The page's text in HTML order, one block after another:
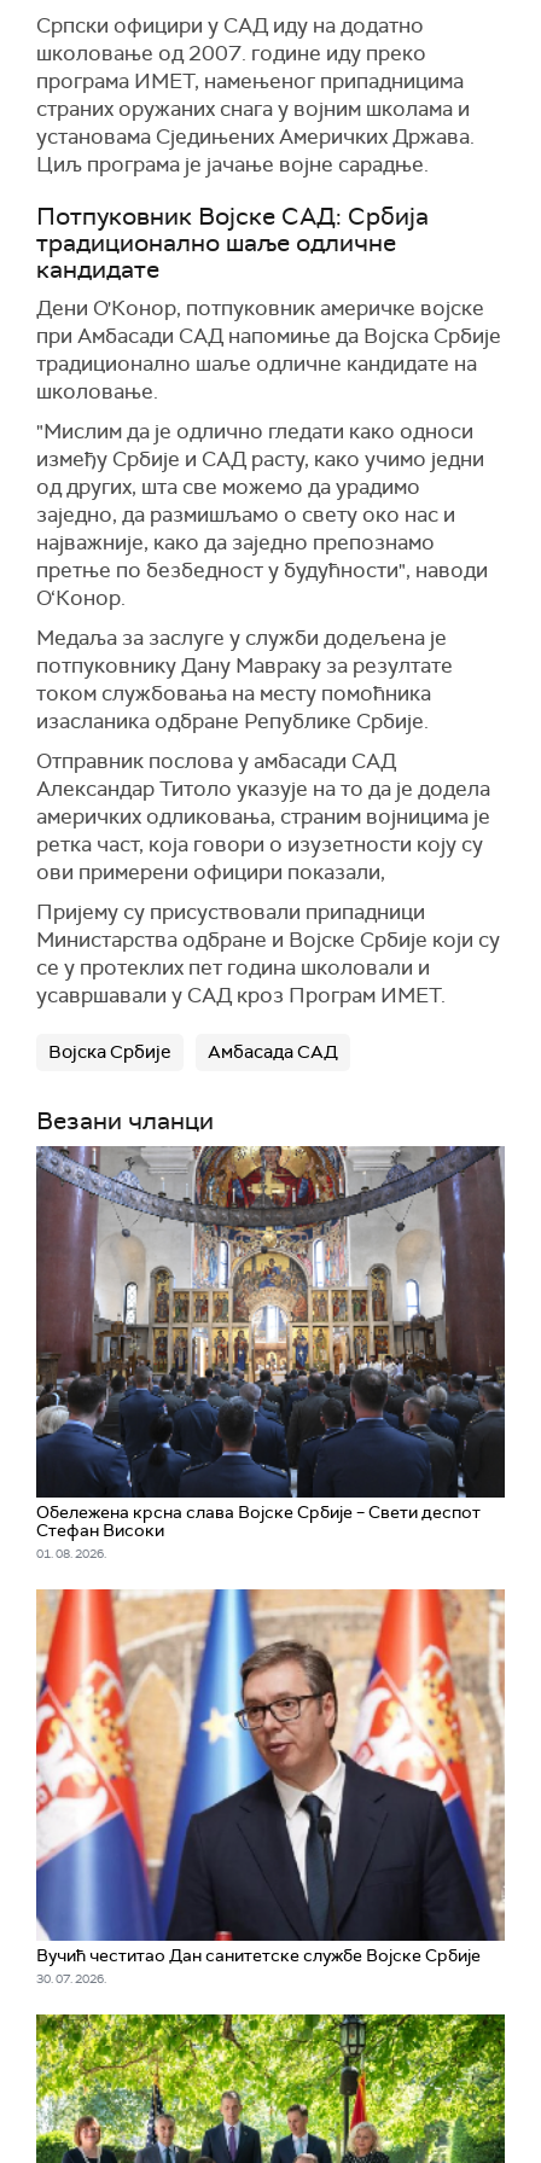
Српски официри у САД иду на додатно
школовање од 2007. године иду преко
програма ИМЕТ, намењеног припадницима
страних оружаних снага у војним школама и
установама Сједињених Америчких Држава.
Циљ програма је јачање војне сарадње.
Потпуковник Војске САД: Србија
традиционално шаље одличне
кандидате
Дени О'Конор, потпуковник америчке војске
при Амбасади САД напомиње да Војска Србије
традиционално шаље одличне кандидате на
школовање.
"Мислим да је одлично гледати како односи
између Србије и САД расту, како учимо једни
од других, шта све можемо да урадимо
заједно, да размишљамо о свету око нас и
најважније, како да заједно препознамо
претње по безбедност у будућности", наводи
О‘Конор.
Медаља за заслуге у служби додељена је
потпуковнику Дану Мавраку за резултате
током службовања на месту помоћника
изасланика одбране Републике Србије.
Отправник послова у амбасади САД
Александар Титоло указује на то да је додела
америчких одликовања, страним војницима је
ретка част, која говори о изузетности коју су
ови примерени официри показали,
Пријему су присуствовали припадници
Министарства одбране и Војске Србије који су
се у протеклих пет година школовали и
усавршавали у САД кроз Програм ИМЕТ.
Војска Србије Амбасада САД
Везани чланци
Обележена крсна слава Војске Србије – Свети деспот
Стефан Високи
01. 08. 2026.
Вучић честитао Дан санитетске службе Војске Србије
30. 07. 2026.